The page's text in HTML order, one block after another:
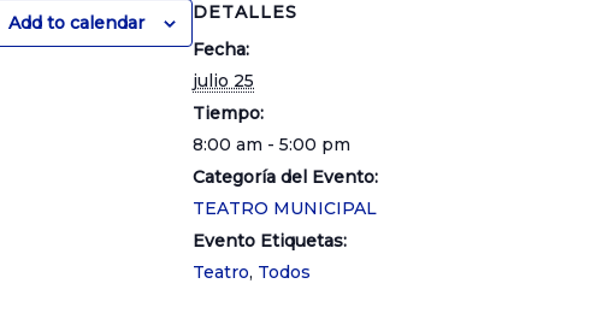
Add to calendar
DETALLES
Fecha:
julio 25
Tiempo:
8:00 am - 5:00 pm
Categoría del Evento:
TEATRO MUNICIPAL
Evento Etiquetas:
Teatro, Todos